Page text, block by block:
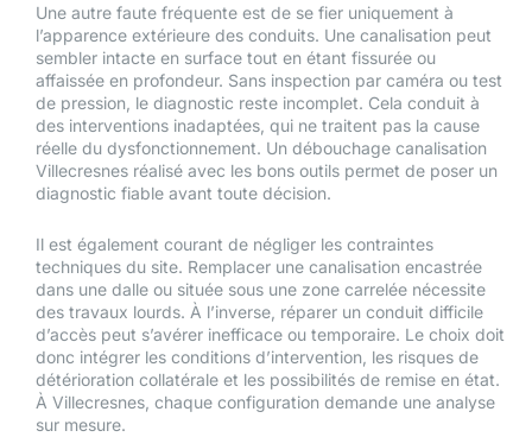
Une autre faute fréquente est de se fier uniquement à
l’apparence extérieure des conduits. Une canalisation peut
sembler intacte en surface tout en étant fissurée ou
affaissée en profondeur. Sans inspection par caméra ou test
de pression, le diagnostic reste incomplet. Cela conduit à
des interventions inadaptées, qui ne traitent pas la cause
réelle du dysfonctionnement. Un débouchage canalisation
Villecresnes réalisé avec les bons outils permet de poser un
diagnostic fiable avant toute décision.
Il est également courant de négliger les contraintes
techniques du site. Remplacer une canalisation encastrée
dans une dalle ou située sous une zone carrelée nécessite
des travaux lourds. À l’inverse, réparer un conduit difficile
d’accès peut s’avérer inefficace ou temporaire. Le choix doit
donc intégrer les conditions d’intervention, les risques de
détérioration collatérale et les possibilités de remise en état.
À Villecresnes, chaque configuration demande une analyse
sur mesure.